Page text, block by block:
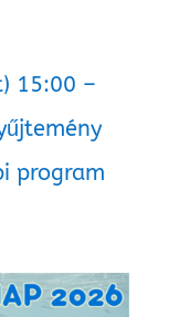
15:00 –
program